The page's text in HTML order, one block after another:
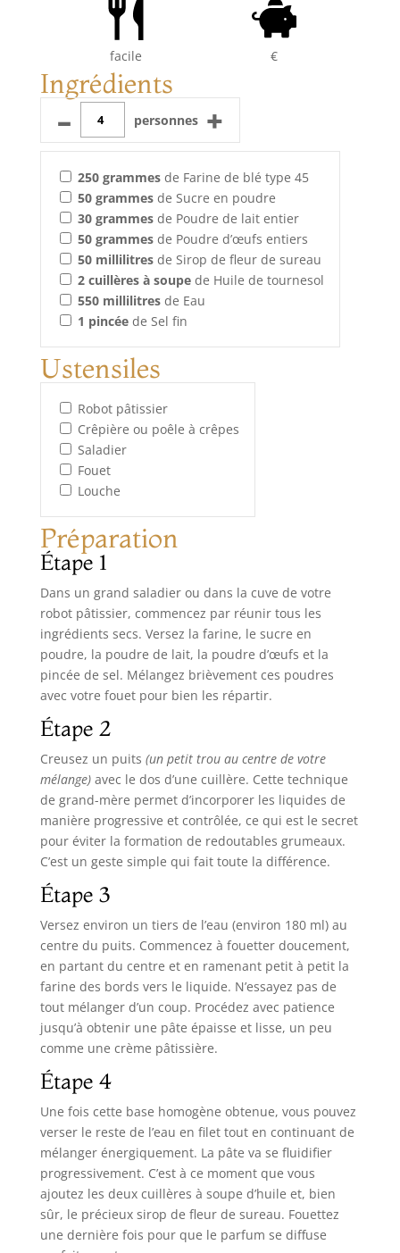
facile €
Ingrédients
– personnes +
250 grammesde Farine de blé type 45
50 grammesde Sucre en poudre
30 grammesde Poudre de lait entier
50 grammesde Poudre d’œufs entiers
50 millilitresde Sirop de fleur de sureau
2 cuillères à soupede Huile de tournesol
550 millilitresde Eau
1 pincéede Sel fin
Ustensiles
Robot pâtissier
Crêpière ou poêle à crêpes
Saladier
Fouet
Louche
Préparation
Étape 1
Dans un grand saladier ou dans la cuve de votre
robot pâtissier, commencez par réunir tous les
ingrédients secs. Versez la farine, le sucre en
poudre, la poudre de lait, la poudre d’œufs et la
pincée de sel. Mélangez brièvement ces poudres
avec votre fouet pour bien les répartir.
Étape 2
Creusez un puits (un petit trou au centre de votre
mélange)avec le dos d’une cuillère. Cette technique
de grand-mère permet d’incorporer les liquides de
manière progressive et contrôlée, ce qui est le secret
pour éviter la formation de redoutables grumeaux.
C’est un geste simple qui fait toute la différence.
Étape 3
Versez environ un tiers de l’eau (environ 180 ml) au
centre du puits. Commencez à fouetter doucement,
en partant du centre et en ramenant petit à petit la
farine des bords vers le liquide. N’essayez pas de
tout mélanger d’un coup. Procédez avec patience
jusqu’à obtenir une pâte épaisse et lisse, un peu
comme une crème pâtissière.
Étape 4
Une fois cette base homogène obtenue, vous pouvez
verser le reste de l’eau en filet tout en continuant de
mélanger énergiquement. La pâte va se fluidifier
progressivement. C’est à ce moment que vous
ajoutez les deux cuillères à soupe d’huile et, bien
sûr, le précieux sirop de fleur de sureau. Fouettez
une dernière fois pour que le parfum se diffuse